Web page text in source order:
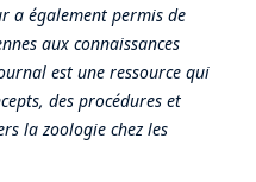
également permis de
aux connaissances
est une ressource qui
des procédures et
la zoologie chez les